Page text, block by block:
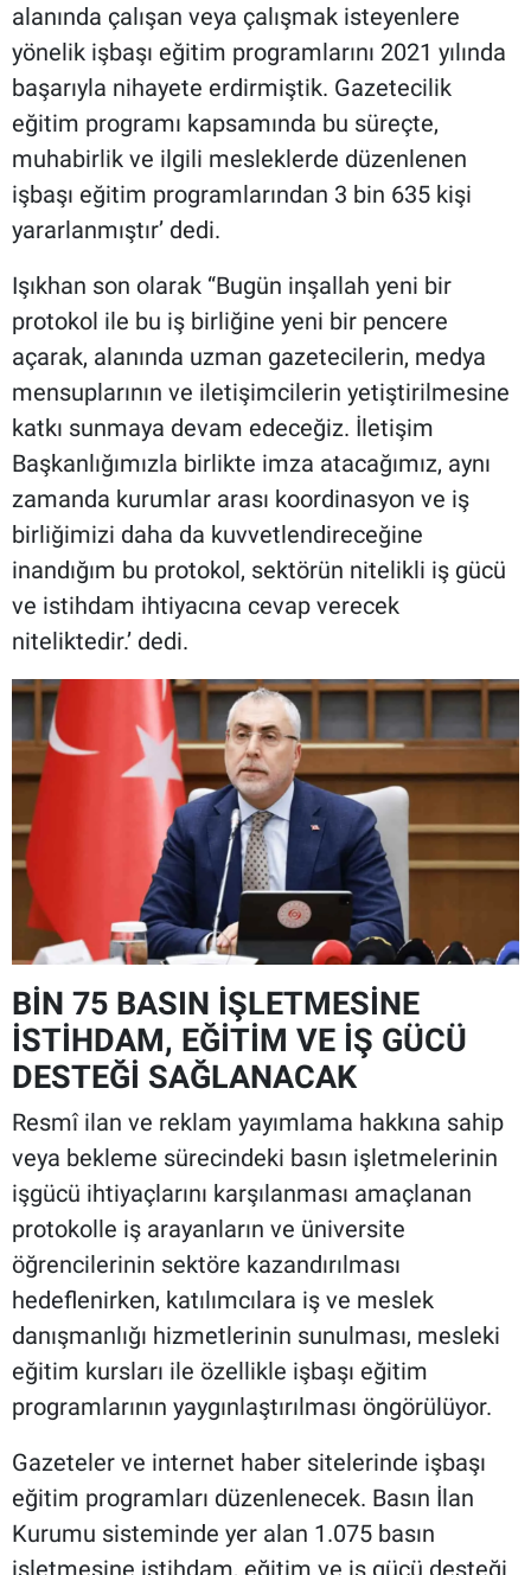
alanında çalışan veya çalışmak isteyenlere
yönelik işbaşı eğitim programlarını 2021 yılında
başarıyla nihayete erdirmiştik. Gazetecilik
eğitim programı kapsamında bu süreçte,
muhabirlik ve ilgili mesleklerde düzenlenen
işbaşı eğitim programlarından 3 bin 635 kişi
yararlanmıştır’ dedi.
Işıkhan son olarak “Bugün inşallah yeni bir
protokol ile bu iş birliğine yeni bir pencere
açarak, alanında uzman gazetecilerin, medya
mensuplarının ve iletişimcilerin yetiştirilmesine
katkı sunmaya devam edeceğiz. İletişim
Başkanlığımızla birlikte imza atacağımız, aynı
zamanda kurumlar arası koordinasyon ve iş
birliğimizi daha da kuvvetlendireceğine
inandığım bu protokol, sektörün nitelikli iş gücü
ve istihdam ihtiyacına cevap verecek
niteliktedir.’ dedi.
BİN 75 BASIN İŞLETMESİNE
İSTİHDAM, EĞİTİM VE İŞ GÜCÜ
DESTEĞİ SAĞLANACAK
Resmî ilan ve reklam yayımlama hakkına sahip
veya bekleme sürecindeki basın işletmelerinin
işgücü ihtiyaçlarını karşılanması amaçlanan
protokolle iş arayanların ve üniversite
öğrencilerinin sektöre kazandırılması
hedeflenirken, katılımcılara iş ve meslek
danışmanlığı hizmetlerinin sunulması, mesleki
eğitim kursları ile özellikle işbaşı eğitim
programlarının yaygınlaştırılması öngörülüyor.
Gazeteler ve internet haber sitelerinde işbaşı
eğitim programları düzenlenecek. Basın İlan
Kurumu sisteminde yer alan 1.075 basın
işletmesine istihdam, eğitim ve iş gücü desteği